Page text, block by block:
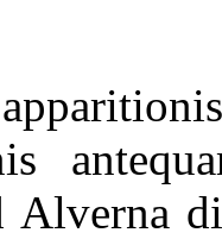
Alverna